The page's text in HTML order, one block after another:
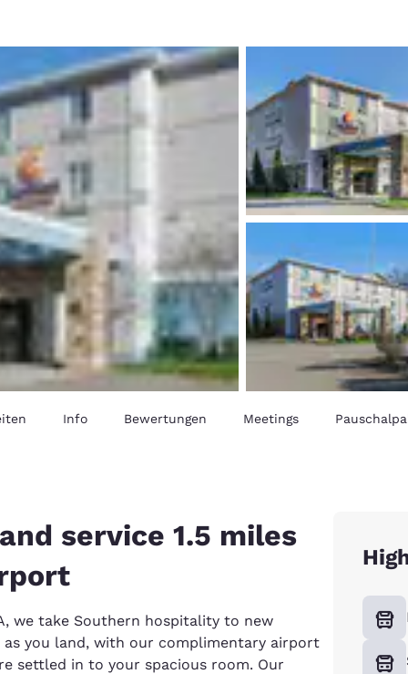
Germany España
Español
France France
English
Italia
Italiano
Italy
English
India New
English
Info Bewertungen Meetings
service 1.5 miles
we take Southern hospitality to new
you land, with our complimentary airport
settled in to your spacious room. Our